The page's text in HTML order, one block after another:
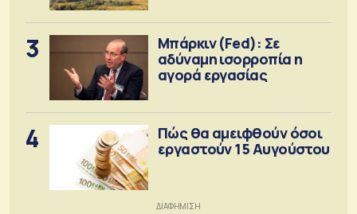
3
Μπάρκιν (Fed): Σε
αδύναμη ισορροπία η
αγορά εργασίας
4
Πώς θα αμειφθούν όσοι
εργαστούν 15 Αυγούστου